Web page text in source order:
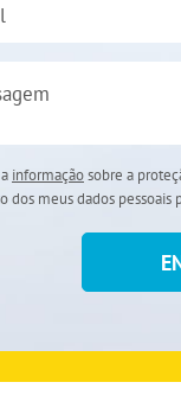
informaçãosobre a
dos meus dados pessoais